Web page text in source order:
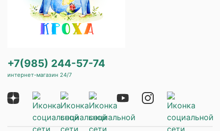
+7(985) 244-57-74
интернет-магазин 24/7